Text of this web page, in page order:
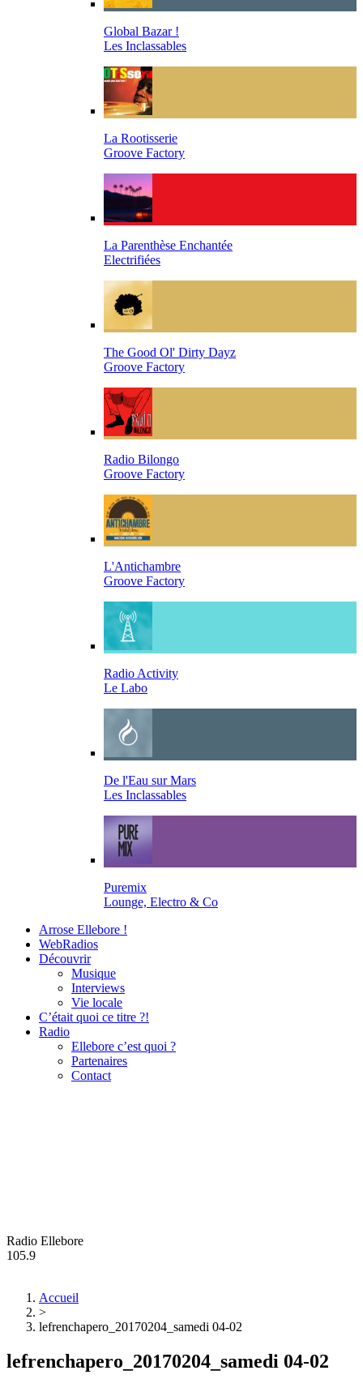
Global Bazar !
Les Inclassables
La Rootisserie
Groove Factory
La Parenthèse Enchantée
Electrifiées
The Good Ol' Dirty Dayz
Groove Factory
Radio Bilongo
Groove Factory
L'Antichambre
Groove Factory
Radio Activity
Le Labo
De l'Eau sur Mars
Les Inclassables
Puremix
Lounge, Electro & Co
Arrose Ellebore !
WebRadios
Découvrir
Musique
Interviews
Vie locale
C’était quoi ce titre ?!
Radio
Ellebore c’est quoi ?
Partenaires
Contact
Radio Ellebore
105.9
Accueil
>
lefrenchapero_20170204_samedi 04-02
lefrenchapero_20170204_samedi 04-02